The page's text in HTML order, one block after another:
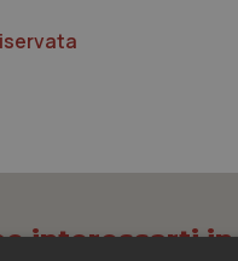
interessarti in